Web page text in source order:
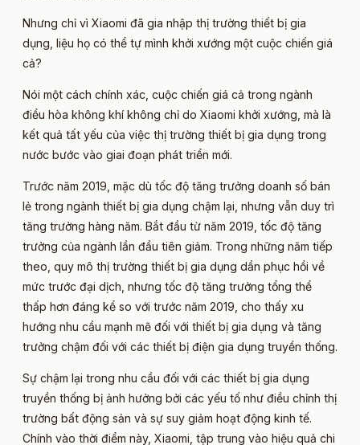
Nhưng chỉ vì Xiaomi đã gia nhập thị trường thiết bị gia
dụng, liệu họ có thể tự mình khởi xướng một cuộc chiến giá
cả?
Nói một cách chính xác, cuộc chiến giá cả trong ngành
điều hòa không khí không chỉ do Xiaomi khởi xướng, mà là
kết quả tất yếu của việc thị trường thiết bị gia dụng trong
nước bước vào giai đoạn phát triển mới.
Trước năm 2019, mặc dù tốc độ tăng trưởng doanh số bán
lẻ trong ngành thiết bị gia dụng chậm lại, nhưng vẫn duy trì
tăng trưởng hàng năm. Bắt đầu từ năm 2019, tốc độ tăng
trưởng của ngành lần đầu tiên giảm. Trong những năm tiếp
theo, quy mô thị trường thiết bị gia dụng dần phục hồi về
mức trước đại dịch, nhưng tốc độ tăng trưởng tổng thể
thấp hơn đáng kể so với trước năm 2019, cho thấy xu
hướng nhu cầu mạnh mẽ đối với thiết bị gia dụng và tăng
trưởng chậm đối với các thiết bị điện gia dụng truyền thống.
Sự chậm lại trong nhu cầu đối với các thiết bị gia dụng
truyền thống bị ảnh hưởng bởi các yếu tố như điều chỉnh thị
trường bất động sản và sự suy giảm hoạt động kinh tế.
Chính vào thời điểm này, Xiaomi, tập trung vào hiệu quả chi